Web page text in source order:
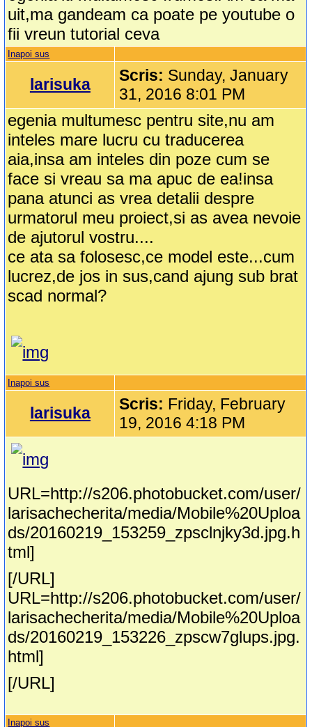
uit,ma gandeam ca poate pe youtube o
fii vreun tutorial ceva
Inapoi sus
larisuka Scris: Sunday, January
31, 2016 8:01 PM
egenia multumesc pentru site,nu am
inteles mare lucru cu traducerea
aia,insa am inteles din poze cum se
face si vreau sa ma apuc de ea!insa
pana atunci as vrea detalii despre
urmatorul meu proiect,si as avea nevoie
de ajutorul vostru....
ce ata sa folosesc,ce model este...cum
lucrez,de jos in sus,cand ajung sub brat
scad normal?
Inapoi sus
larisuka Scris: Friday, February
19, 2016 4:18 PM
URL=http://s206.photobucket.com/user/
larisachecherita/media/Mobile%20Uploa
ds/20160219_153259_zpsclnjky3d.jpg.h
tml]
[/URL]
URL=http://s206.photobucket.com/user/
larisachecherita/media/Mobile%20Uploa
ds/20160219_153226_zpscw7glups.jpg.
html]
[/URL]
Inapoi sus